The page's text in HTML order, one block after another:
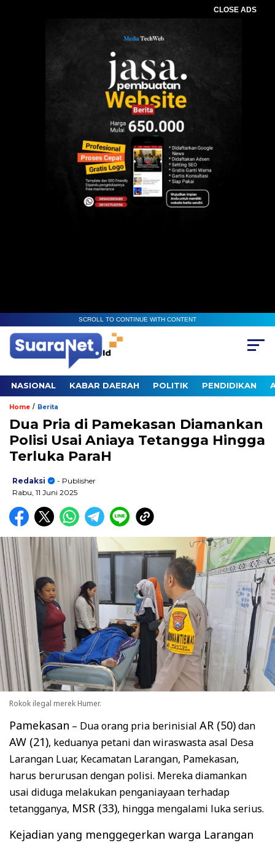
CLOSE ADS
SCROLL TO CONTINUE WITH CONTENT
NASIONAL KABAR DAERAH POLITIK PENDIDIKAN
Home / Berita
Dua Pria di Pamekasan Diamankan
Polisi Usai Aniaya Tetangga Hingga
Terluka ParaH
Redaksi
- Publisher
Rabu, 11 Juni 2025
Rokok ilegal merek Humer.
Pamekasan – Dua orang pria berinisial AR (50)dan
AW (21), keduanya petani dan wiraswasta asal Desa
Larangan Luar, Kecamatan Larangan, Pamekasan,
harus berurusan dengan polisi. Mereka diamankan
usai diduga melakukan penganiayaan terhadap
tetangganya, MSR (33), hingga mengalami luka serius.
Kejadian yang menggegerkan warga Larangan